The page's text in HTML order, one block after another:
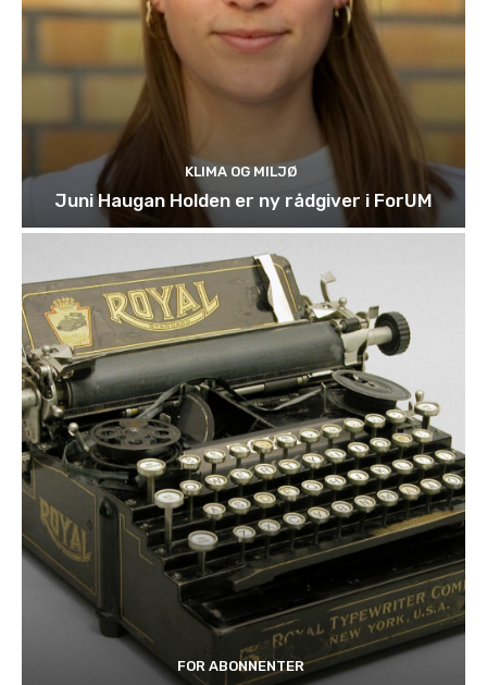
KLIMA OG MILJØ
Juni Haugan Holden er ny rådgiver i ForUM
FOR ABONNENTER